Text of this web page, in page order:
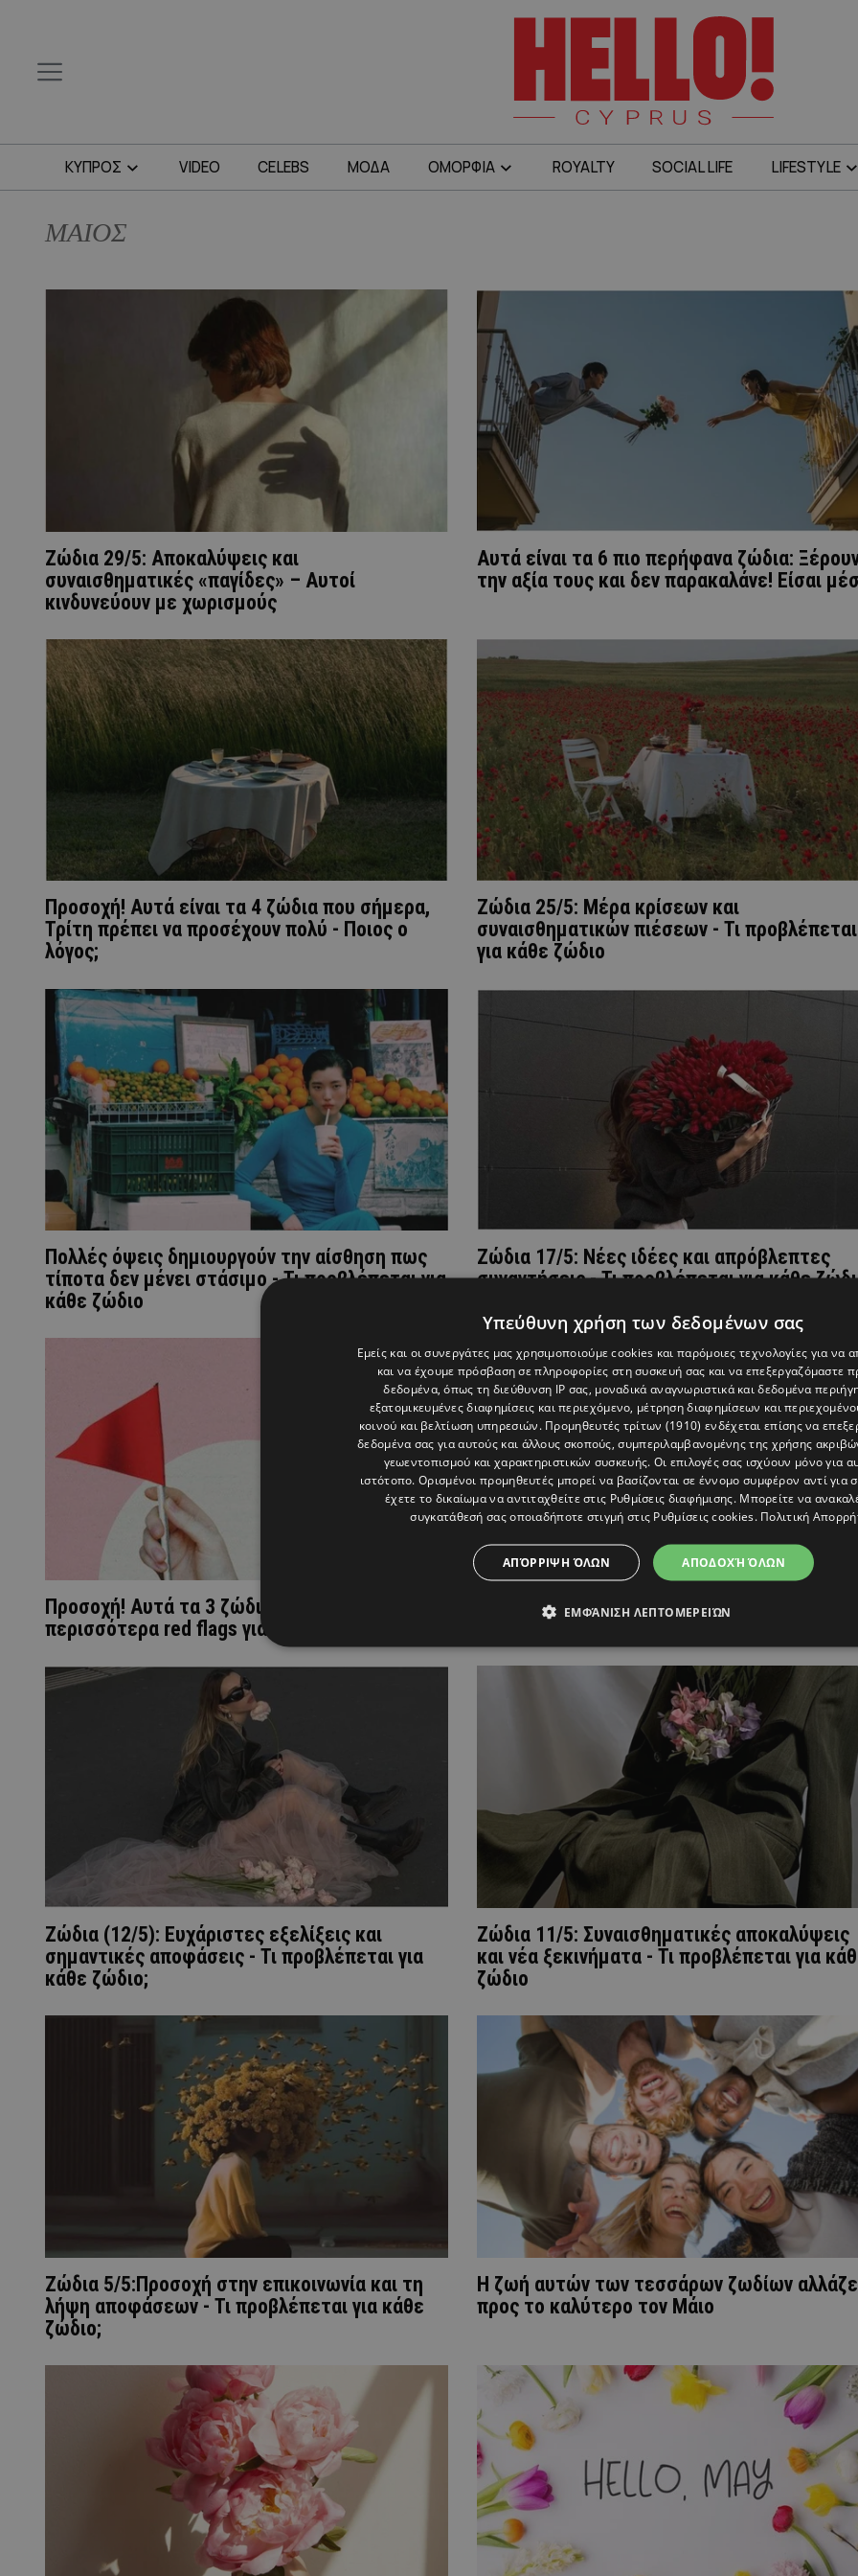
ΚΥΠΡΟΣ VIDEO CELEBS ΜΟΔΑ ΟΜΟΡΦΙΑ ROYALTY SOCIAL LIFE LIFESTYLE
ΜΑΙΟΣ
Ζώδια 29/5: Αποκαλύψεις και
συναισθηματικές «παγίδες» – Aυτοί
κινδυνεύουν με χωρισμούς
Αυτά είναι τα 6 πιο περήφανα ζώδια:
την αξία τους και δεν παρακαλάνε! Eίσαι
Προσοχή! Αυτά είναι τα 4 ζώδια που σήμερα,
Τρίτη πρέπει να προσέχουν πολύ - Ποιος ο
λόγος;
Ζώδια 25/5: Μέρα κρίσεων και
συναισθηματικών πιέσεων - Τι προβλέπεται
για κάθε ζώδιο
Πολλές όψεις δημιουργούν την αίσθηση πως
τίποτα δεν μένει στάσιμο - Τι προβλέπεται για
κάθε ζώδιο
Ζώδια 17/5: Νέες ιδέες και απρόβλεπτες
συναντήσεις - Τι προβλέπεται για κάθε
Προσοχή! Αυτά τα 3 ζώδια διαθέτουν τα
περισσότερα red flags για μια σχέση
Ζώδια (14/5): Ξεκαθαρίσματα και
Ζώδια (12/5): Ευχάριστες εξελίξεις και
σημαντικές αποφάσεις - Τι προβλέπεται για
κάθε ζώδιο;
Ζώδια 11/5: Συναισθηματικές αποκαλύψεις
και νέα ξεκινήματα - Τι προβλέπεται για
ζώδιο
Ζώδια 5/5:Προσοχή στην επικοινωνία και τη
λήψη αποφάσεων - Τι προβλέπεται για κάθε
ζώδιο;
Η ζωή αυτών των τεσσάρων ζωδίων
προς το καλύτερο τον Μάιο
Υπεύθυνη χρήση των δεδομένων σας
Εμείς και οι συνεργάτες μας χρησιμοποιούμε cookies και παρόμοιες τεχνολογίες για να
και να έχουμε πρόσβαση σε πληροφορίες στη συσκευή σας και να επεξεργαζόμαστε
δεδομένα, όπως τη διεύθυνση IP σας, μοναδικά αναγνωριστικά και δεδομένα
εξατομικευμένες διαφημίσεις και περιεχόμενο, μέτρηση διαφημίσεων και
κοινού και βελτίωση υπηρεσιών. Προμηθευτές τρίτων (1910) ενδέχεται επίσης να
δεδομένα σας για αυτούς και άλλους σκοπούς, συμπεριλαμβανομένης της χρήσης
γεωεντοπισμού και χαρακτηριστικών συσκευής. Οι επιλογές σας ισχύουν μόνο για
ιστότοπο. Ορισμένοι προμηθευτές μπορεί να βασίζονται σε έννομο συμφέρον αντί για
έχετε το δικαίωμα να αντιταχθείτε στις Ρυθμίσεις διαφήμισης. Μπορείτε να
συγκατάθεσή σας οποιαδήποτε στιγμή στις Ρυθμίσεις cookies. Πολιτική
ΑΠΟΔΟΧΉ ΌΛΩΝ
ΑΠΌΡΡΙΨΗ ΌΛΩΝ
ΕΜΦΆΝΙΣΗ ΛΕΠΤΟΜΕΡΕΙΏΝ